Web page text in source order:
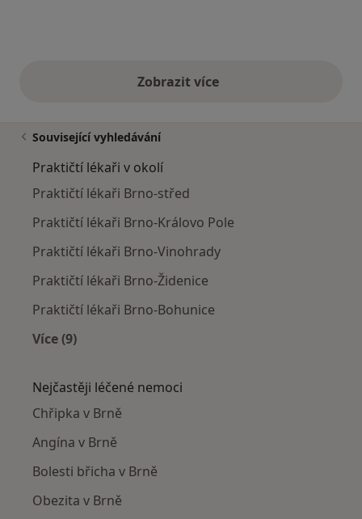
Zobrazit vícevýše uvedené názory
Související vyhledávání
Praktičtí lékaři v okolí
Praktičtí lékaři Brno-střed
Praktičtí lékaři Brno-Královo Pole
Praktičtí lékaři Brno-Vinohrady
Praktičtí lékaři Brno-Židenice
Praktičtí lékaři Brno-Bohunice
Více (9)
Nejčastěji léčené nemoci
Chřipka v Brně
Angína v Brně
Bolesti břicha v Brně
Obezita v Brně